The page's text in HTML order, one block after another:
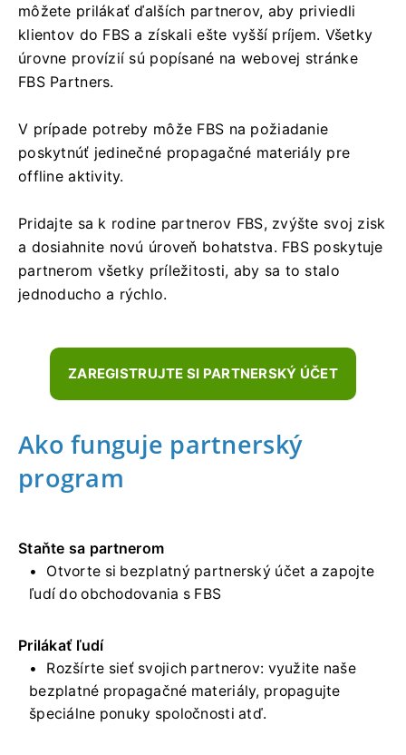
môžete prilákať ďalších partnerov, aby priviedli
klientov do FBS a získali ešte vyšší príjem. Všetky
úrovne provízií sú popísané na webovej stránke
FBS Partners.
V prípade potreby môže FBS na požiadanie
poskytnúť jedinečné propagačné materiály pre
offline aktivity.
Pridajte sa k rodine partnerov FBS, zvýšte svoj zisk
a dosiahnite novú úroveň bohatstva. FBS poskytuje
partnerom všetky príležitosti, aby sa to stalo
jednoducho a rýchlo.
ZAREGISTRUJTE SI PARTNERSKÝ ÚČET
Ako funguje partnerský
program
Staňte sa partnerom
Otvorte si bezplatný partnerský účet a zapojte
ľudí do obchodovania s FBS
Prilákať ľudí
Rozšírte sieť svojich partnerov: využite naše
bezplatné propagačné materiály, propagujte
špeciálne ponuky spoločnosti atď.